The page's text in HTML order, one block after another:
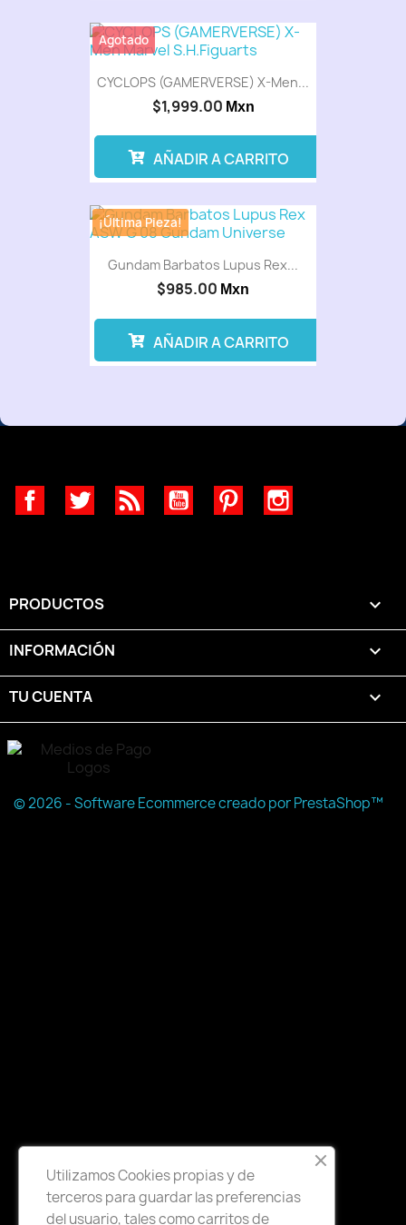
CYCLOPS (GAMERVERSE) X-Men...
$1,999.00 Mxn
Agotado
AÑADIR A CARRITO
Gundam Barbatos Lupus Rex...
$985.00 Mxn
¡Última Pieza!
AÑADIR A CARRITO
FacebookTwitter Rss YouTube Pinterest
PRODUCTOS 
INFORMACIÓN 
TU CUENTA 
© 2026 - Software Ecommerce creado por PrestaShop™
Utilizamos Cookies propias y de
terceros para guardar las preferencias
del usuario, tales como carritos de